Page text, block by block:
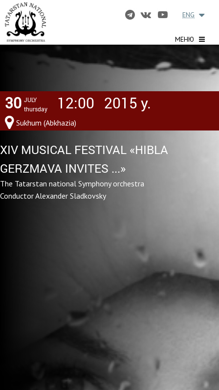
МЕНЮ
ENG
30 JULY
thursday
12:00 2015 y.
Sukhum (Abkhazia)
XIV MUSICAL FESTIVAL «HIBLA
GERZMAVA INVITES ...»
The Tatarstan national Symphony orchestra
Conductor Alexander Sladkovsky